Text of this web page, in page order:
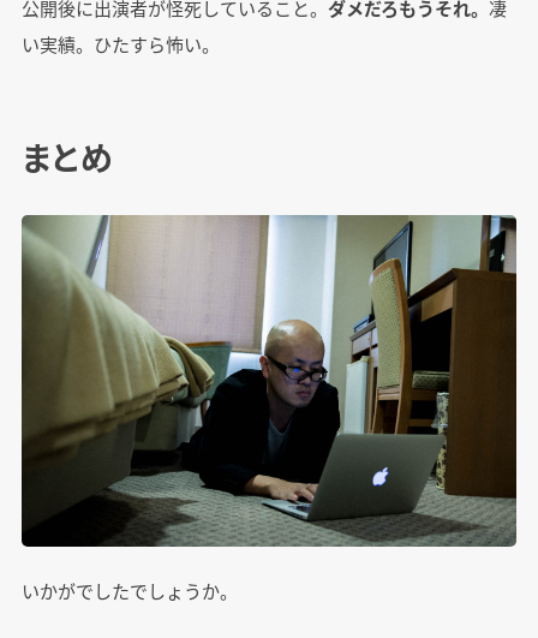
公開後に出演者が怪死していること。 ダメだろもうそれ。 凄
い実績。ひたすら怖い。
まとめ
いかがでしたでしょうか。